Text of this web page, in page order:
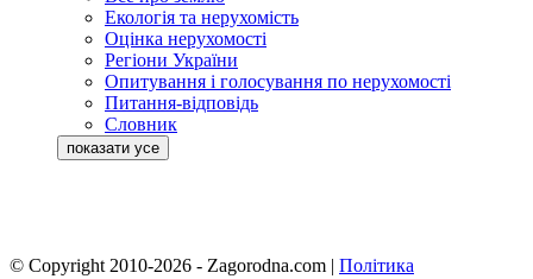
Екологія та нерухомість
Оцінка нерухомості
Регіони України
Опитування і голосування по нерухомості
Питання-відповідь
Словник
© Copyright 2010-2026 - Zagorodna.com | Політика